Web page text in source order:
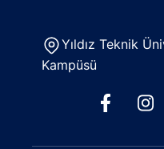
Yıldız Teknik
Kampüsü